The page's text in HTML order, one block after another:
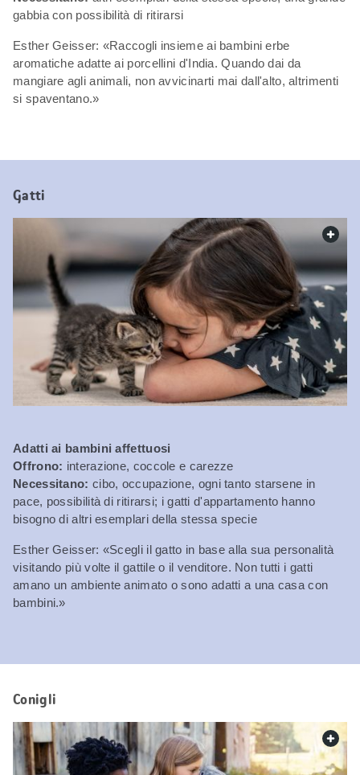
gabbia con possibilità di ritirarsi
Esther Geisser: «Raccogli insieme ai bambini erbe
aromatiche adatte ai porcellini d'India. Quando dai da
mangiare agli animali, non avvicinarti mai dall'alto, altrimenti
si spaventano.»
Gatti
Adatti ai bambini affettuosi
Offrono: interazione, coccole e carezze
Necessitano: cibo, occupazione, ogni tanto starsene in
pace, possibilità di ritirarsi; i gatti d'appartamento hanno
bisogno di altri esemplari della stessa specie
Esther Geisser: «Scegli il gatto in base alla sua personalità
visitando più volte il gattile o il venditore. Non tutti i gatti
amano un ambiente animato o sono adatti a una casa con
bambini.»
Conigli